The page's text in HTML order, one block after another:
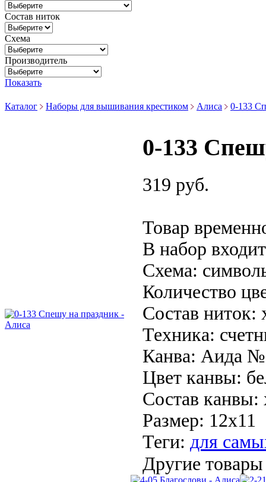
Состав ниток
Схема
Производитель
Показать
Каталог Наборы для вышивания крестиком Алиса 0-133
0-133
319 руб.
Товар
В набор
Схема:
Количество
Состав ниток:
Техника:
Канва: Аида
Цвет канвы:
Состав канвы:
Размер: 12х11
Теги: для
Другие